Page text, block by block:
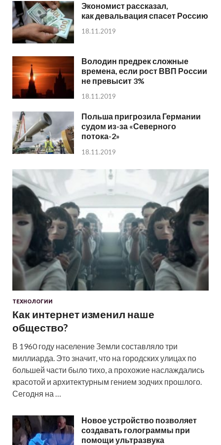
Экономист рассказал,
как девальвация спасет Россию
18.11.2019
Володин предрек сложные
времена, если рост ВВП России
не превысит 3%
18.11.2019
Польша пригрозила Германии
судом из-за «Северного
потока-2»
18.11.2019
ТЕХНОЛОГИИ
Как интернет изменил наше
общество?
В 1960 году население Земли составляло три
миллиарда. Это значит, что на городских улицах по
большей части было тихо, а прохожие наслаждались
красотой и архитектурным гением зодчих прошлого.
Сегодня на …
Новое устройство позволяет
создавать голограммы при
помощи ультразвука